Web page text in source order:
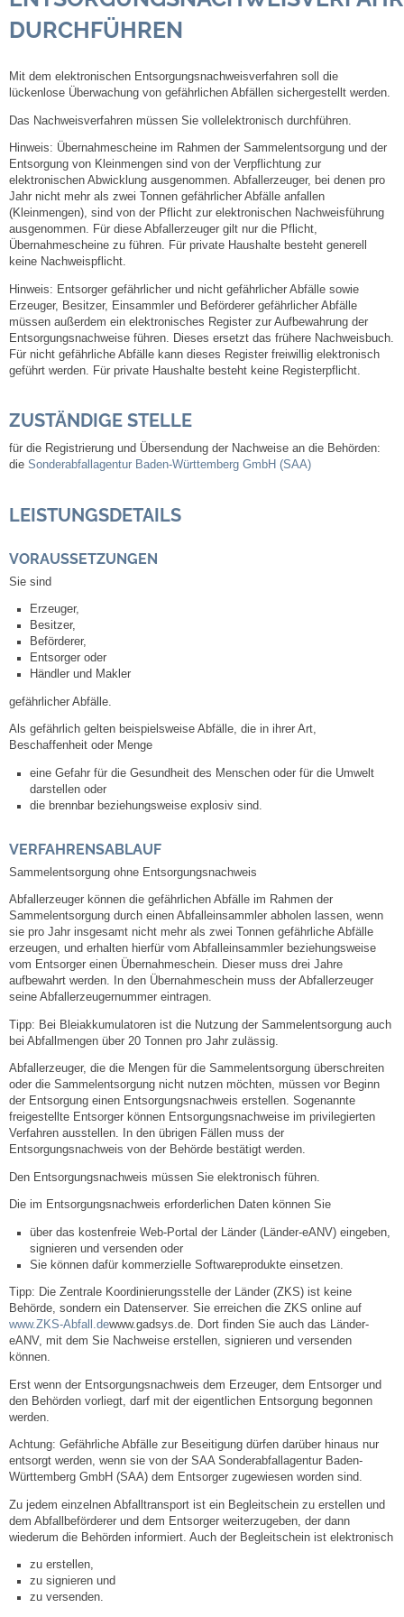
Steuern
Gebühren und Beiträge
Ortsrecht
Haushalt 2026
Trinkwasser - Härtebereich
Redaktionsstatut für das Amtsblatt
Service
Notdienste
Abfall-Infos
Rund um den Wein
Schlepper / Traktor
Rathaus
Aktuelles
Gemeindeverwaltung
Mitarbeiter
Stellenangebote
Ortsrecht
Schadensmeldungen
Bürgerservice
Gemeinderat
Sitzungsberichte
Ratsinfo
Gutachterausschuss
Leben
Bauen & Wohnen
NETZMonitor
Bodenrichtwerte
Bezirksschornsteinfeger
Laufende beschränkte Ausschreibungen
Bebauungspläne
Fortschreibung Flächennutzungsplan
Förderprogramm Balkonkraftwerk
DURCHFÜHREN
Mit dem elektronischen Entsorgungsnachweisverfahren soll die
lückenlose Überwachung von gefährlichen Abfällen sichergestellt werden.
Das Nachweisverfahren müssen Sie vollelektronisch durchführen.
Hinweis: Übernahmescheine im Rahmen der Sammelentsorgung und der
Entsorgung von Kleinmengen sind von der Verpflichtung zur
elektronischen Abwicklung ausgenommen. Abfallerzeuger, bei denen pro
Jahr nicht mehr als zwei Tonnen gefährlicher Abfälle anfallen
(Kleinmengen), sind von der Pflicht zur elektronischen Nachweisführung
ausgenommen. Für diese Abfallerzeuger gilt nur die Pflicht,
Übernahmescheine zu führen. Für private Haushalte besteht generell
keine Nachweispflicht.
Hinweis: Entsorger gefährlicher und nicht gefährlicher Abfälle sowie
Erzeuger, Besitzer, Einsammler und Beförderer gefährlicher Abfälle
müssen außerdem ein elektronisches Register zur Aufbewahrung der
Entsorgungsnachweise führen. Dieses ersetzt das frühere Nachweisbuch.
Für nicht gefährliche Abfälle kann dieses Register freiwillig elektronisch
geführt werden. Für private Haushalte besteht keine Registerpflicht.
ZUSTÄNDIGE STELLE
für die Registrierung und Übersendung der Nachweise an die Behörden:
die Sonderabfallagentur Baden-Württemberg GmbH (SAA)
LEISTUNGSDETAILS
VORAUSSETZUNGEN
Sie sind
Erzeuger,
Besitzer,
Beförderer,
Entsorger oder
Händler und Makler
gefährlicher Abfälle.
Als gefährlich gelten beispielsweise Abfälle, die in ihrer Art,
Beschaffenheit oder Menge
eine Gefahr für die Gesundheit des Menschen oder für die Umwelt
darstellen oder
die brennbar beziehungsweise explosiv sind.
VERFAHRENSABLAUF
Sammelentsorgung ohne Entsorgungsnachweis
Abfallerzeuger können die gefährlichen Abfälle im Rahmen der
Sammelentsorgung durch einen Abfalleinsammler abholen lassen, wenn
sie pro Jahr insgesamt nicht mehr als zwei Tonnen gefährliche Abfälle
erzeugen, und erhalten hierfür vom Abfalleinsammler beziehungsweise
vom Entsorger einen Übernahmeschein. Dieser muss drei Jahre
aufbewahrt werden.
In den Übernahmeschein muss der Abfallerzeuger
seine Abfallerzeugernummer eintragen.
Tipp: Bei Bleiakkumulatoren ist die Nutzung der Sammelentsorgung auch
bei Abfallmengen über 20 Tonnen pro Jahr zulässig.
Abfallerzeuger, die die Mengen für die Sammelentsorgung überschreiten
oder die Sammelentsorgung nicht nutzen möchten, müssen vor Beginn
der Entsorgung einen Entsorgungsnachweis erstellen. Sogenannte
freigestellte Entsorger können Entsorgungsnachweise im privilegierten
Verfahren ausstellen. In den übrigen Fällen muss der
Entsorgungsnachweis von der Behörde bestätigt werden.
Den Entsorgungsnachweis müssen Sie elektronisch führen.
Die im Entsorgungsnachweis erforderlichen Daten können Sie
über das kostenfreie Web-Portal der Länder (Länder-eANV) eingeben,
signieren und versenden oder
Sie können dafür kommerzielle Softwareprodukte einsetzen.
Tipp: Die Zentrale Koordinierungsstelle der Länder (ZKS) ist keine
Behörde, sondern ein Datenserver. Sie erreichen die ZKS online auf
www.ZKS-Abfall.dewww.gadsys.de. Dort finden Sie auch das Länder-
eANV, mit dem Sie Nachweise erstellen, signieren und versenden
können.
Erst wenn der Entsorgungsnachweis dem Erzeuger, dem Entsorger und
den Behörden vorliegt, darf mit der eigentlichen Entsorgung begonnen
werden.
Achtung: Gefährliche Abfälle zur Beseitigung dürfen darüber hinaus nur
entsorgt werden, wenn sie von der SAA Sonderabfallagentur Baden-
Württemberg GmbH (SAA) dem Entsorger zugewiesen worden sind.
Zu jedem einzelnen Abfalltransport ist ein Begleitschein zu erstellen und
dem Abfallbeförderer und dem Entsorger weiterzugeben, der dann
wiederum die Behörden informiert. Auch der Begleitschein ist elektronisch
zu erstellen,
zu signieren und
zu versenden.